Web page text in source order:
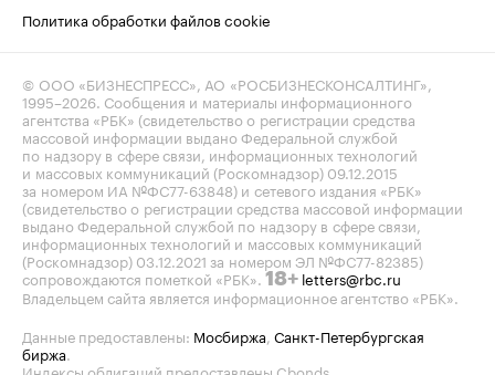
Политика обработки файлов cookie
© ООО «БИЗНЕСПРЕСС», АО «РОСБИЗНЕСКОНСАЛТИНГ»,
1995–2026 . Сообщения и материалы информационного
агентства «РБК» (свидетельство о регистрации средства
массовой информации выдано Федеральной службой
по надзору в сфере связи, информационных технологий
и массовых коммуникаций (Роскомнадзор) 09.12.2015
за номером ИА №ФС77-63848) и сетевого издания «РБК»
(свидетельство о регистрации средства массовой информации
выдано Федеральной службой по надзору в сфере связи,
информационных технологий и массовых коммуникаций
(Роскомнадзор) 03.12.2021 за номером ЭЛ №ФС77-82385)
сопровождаются пометкой «РБК». 18+ letters@rbc.ru
Владельцем сайта является информационное агентство «РБК».
Данные предоставлены: Мосбиржа Санкт-Петербургская
биржа
Индексы облигаций предоставлены Cbonds.